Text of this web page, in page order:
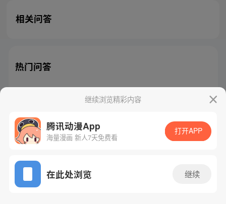
相关问答
热门问答
继续浏览精彩内容
腾讯动漫App
海量漫画 新人7天免费看
打开APP
在此处浏览 继续
腾讯漫画 起点读书 QQ阅读
网站备案/许可证号：粤B2-20090059-5